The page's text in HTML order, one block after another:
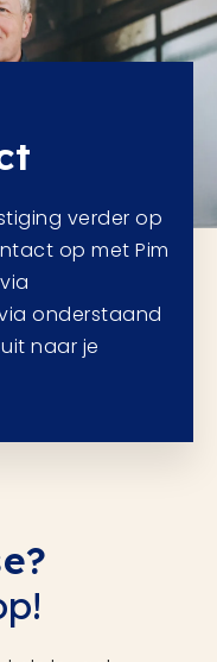
verder op
op met Pim
onderstaand
naar je